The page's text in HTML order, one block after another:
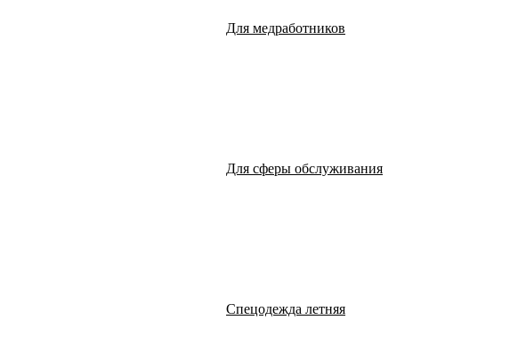
Для медработников
Для сферы обслуживания
Спецодежда летняя